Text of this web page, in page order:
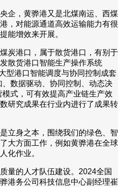
企，黄骅港又是北煤南运、西煤
，对能源通道高效运输能力有很
能增效来开展。
炭港口，属于散货港口，有别于
散货港口智能生产操作系统
型港口智能调度与协同控制成套
数据驱动、协同控制、动态决
式，可有效提高产业链生产效
研究成果在行业内进行了成果转
立身之本，围绕我们的绿色、智
大方面工作，例如黄骅港在全球
化作业。
量的人才队伍建设。2024全国
港务公司科技信息中心副经理崔